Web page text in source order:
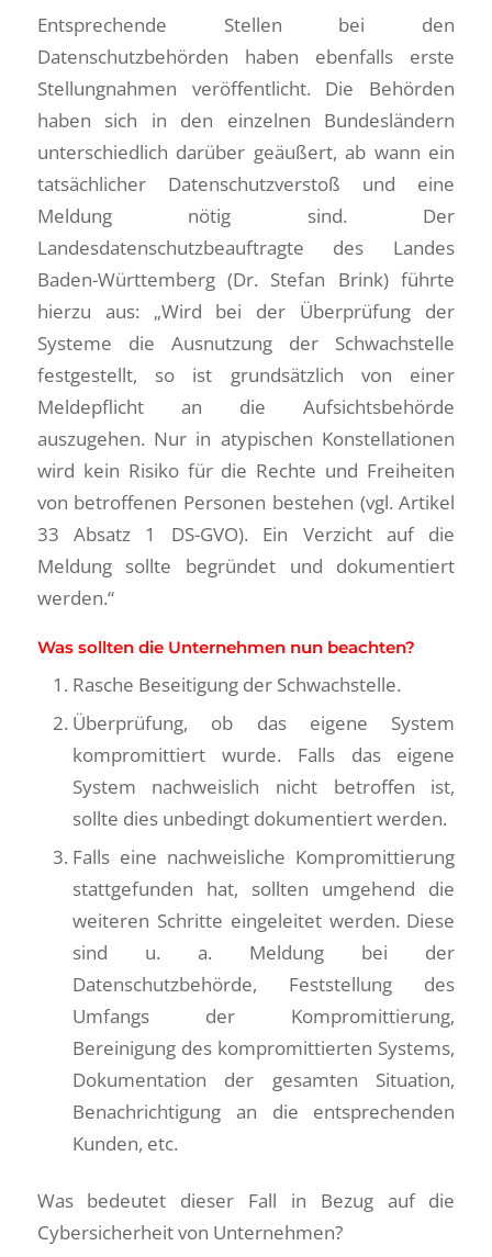
Entsprechende Stellen bei den
Datenschutzbehörden haben ebenfalls erste
Stellungnahmen veröffentlicht. Die Behörden
haben sich in den einzelnen Bundesländern
unterschiedlich darüber geäußert, ab wann ein
tatsächlicher Datenschutzverstoß und eine
Meldung nötig sind. Der
Landesdatenschutzbeauftragte des Landes
Baden-Württemberg (Dr. Stefan Brink) führte
hierzu aus: „Wird bei der Überprüfung der
Systeme die Ausnutzung der Schwachstelle
festgestellt, so ist grundsätzlich von einer
Meldepflicht an die Aufsichtsbehörde
auszugehen. Nur in atypischen Konstellationen
wird kein Risiko für die Rechte und Freiheiten
von betroffenen Personen bestehen (vgl. Artikel
33 Absatz 1 DS-GVO). Ein Verzicht auf die
Meldung sollte begründet und dokumentiert
werden.“
Was sollten die Unternehmen nun beachten?
Rasche Beseitigung der Schwachstelle.
Überprüfung, ob das eigene System
kompromittiert wurde. Falls das eigene
System nachweislich nicht betroffen ist,
sollte dies unbedingt dokumentiert werden.
Falls eine nachweisliche Kompromittierung
stattgefunden hat, sollten umgehend die
weiteren Schritte eingeleitet werden. Diese
sind u. a. Meldung bei der
Datenschutzbehörde, Feststellung des
Umfangs der Kompromittierung,
Bereinigung des kompromittierten Systems,
Dokumentation der gesamten Situation,
Benachrichtigung an die entsprechenden
Kunden, etc.
Was bedeutet dieser Fall in Bezug auf die
Cybersicherheit von Unternehmen?